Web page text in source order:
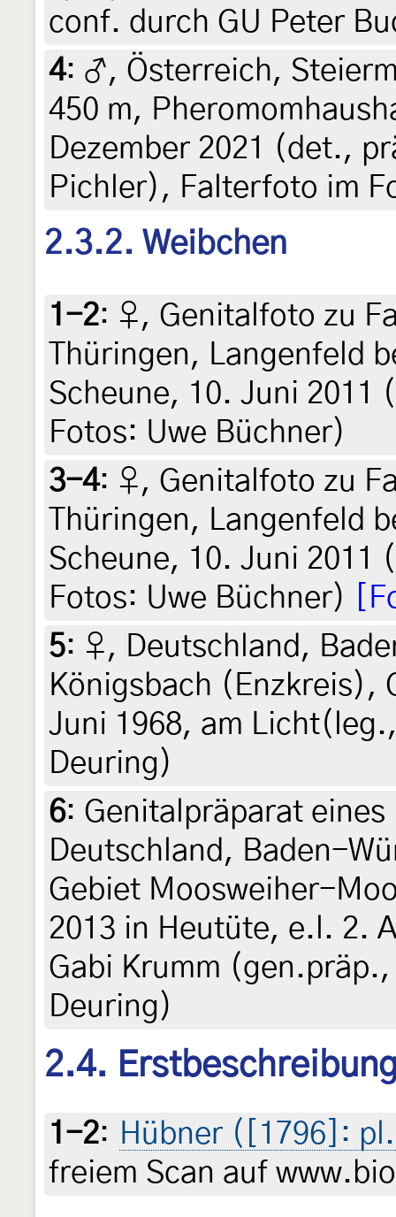
conf. durch GU Peter
4: ♂, Österreich,
450 m,
Dezember 2021 (det.,
Pichler), Falterfoto im
2.3.2. Weibchen
1-2: ♀, Genitalfoto zu
Thüringen, Langenfeld
Scheune, 10. Juni 2011
Fotos: Uwe Büchner)
3-4: ♀, Genitalfoto zu
Thüringen, Langenfeld
Scheune, 10. Juni 2011
Fotos: Uwe Büchner)
5: ♀, Deutschland,
Königsbach (Enzkreis),
Juni 1968, am
Deuring)
6: Genitalpräparat eines
Deutschland, Baden-
Gebiet Moosweiher-
2013 in Heutüte, e.l. 2.
Gabi Krumm
Deuring)
2.4.
1-2: Hübner ([1796]:
freiem Scan auf